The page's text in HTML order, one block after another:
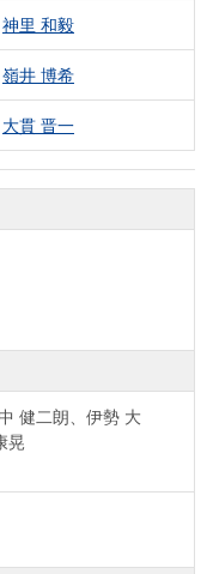
神里 和毅
嶺井 博希
大貫 晋一
健二朗、伊勢 大
晃